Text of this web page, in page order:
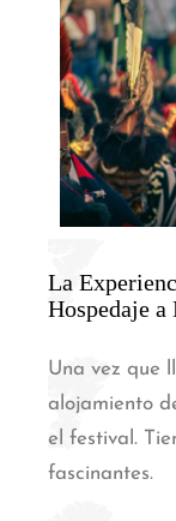
La
Hospedaje a
Una vez que
alojamiento
el festival.
fascinantes.